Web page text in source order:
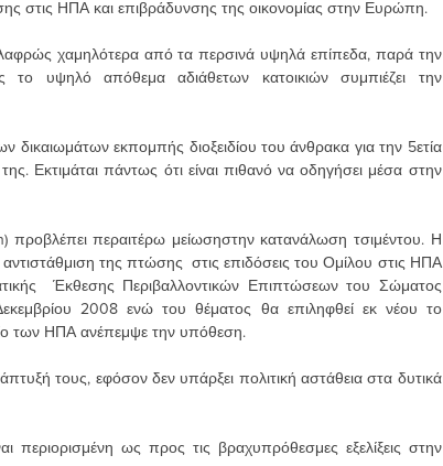
στις ΗΠΑ και επιβράδυνσης της οικονομίας στην Ευρώπη.
χαμηλότερα από τα περσινά υψηλά επίπεδα, παρά την
υψηλό απόθεμα αδιάθετων κατοικιών συμπιέζει την
εκπομπής διοξειδίου του άνθρακα για την 5ετία
Εκτιμάται πάντως ότι είναι πιθανό να οδηγήσει μέσα στην
περαιτέρω μείωσηστην κατανάλωση τσιμέντου. Η
αντιστάθμιση της πτώσης στις επιδόσεις του Ομίλου στις ΗΠΑ
Έκθεσης Περιβαλλοντικών Επιπτώσεων του Σώματος
2008 ενώ του θέματος θα επιληφθεί εκ νέου το
των ΗΠΑ ανέπεμψε την υπόθεση.
τους, εφόσον δεν υπάρξει πολιτική αστάθεια στα δυτικά
περιορισμένη ως προς τις βραχυπρόθεσμες εξελίξεις στην